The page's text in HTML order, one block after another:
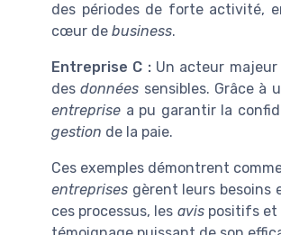
des périodes de forte activité,
cœur de business.
Entreprise C :Un acteur majeur
desdonnées sensibles. Grâce à
entreprise a pu garantir la
gestion de la paie.
Ces exemples démontrent
entreprises gèrent leurs besoins
ces processus, les avispositifs et